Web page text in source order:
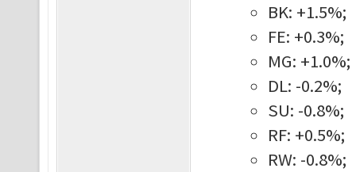
BK: +1.5%;
FE: +0.3%;
MG: +1.0%;
DL: -0.2%;
SU: -0.8%;
RF: +0.5%;
RW: -0.8%;